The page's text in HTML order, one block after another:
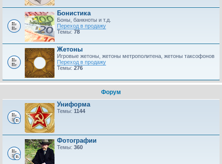
Бонистика
Боны, банкноты и т.д.
Переход в продажу
Темы: 78
Жетоны
Игровые жетоны, жетоны метрополитена, жетоны таксофонов
Переход в продажу
Темы: 276
Форум
Униформа
Темы: 1144
Фотографии
Темы: 360